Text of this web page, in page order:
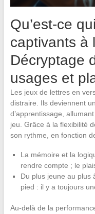
Qu’est-ce
captivants à
Décryptage
usages et
Les jeux de lettres en
distraire. Ils deviennent
d’apprentissage,
jeu. Grâce à la flexibilité
son rythme, en fonction
La mémoire et la
rendre compte ; le
Du plus jeune au plus
pied : il y a toujours
Au-delà de la